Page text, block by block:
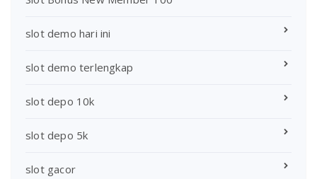
slot demo hari ini
slot demo terlengkap
slot depo 10k
slot depo 5k
slot gacor